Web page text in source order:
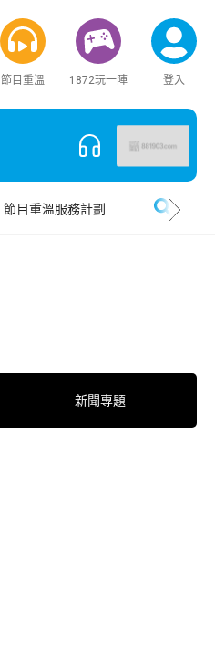
節目重溫 1872玩一陣 登入
節目重溫服務計劃
新聞專題